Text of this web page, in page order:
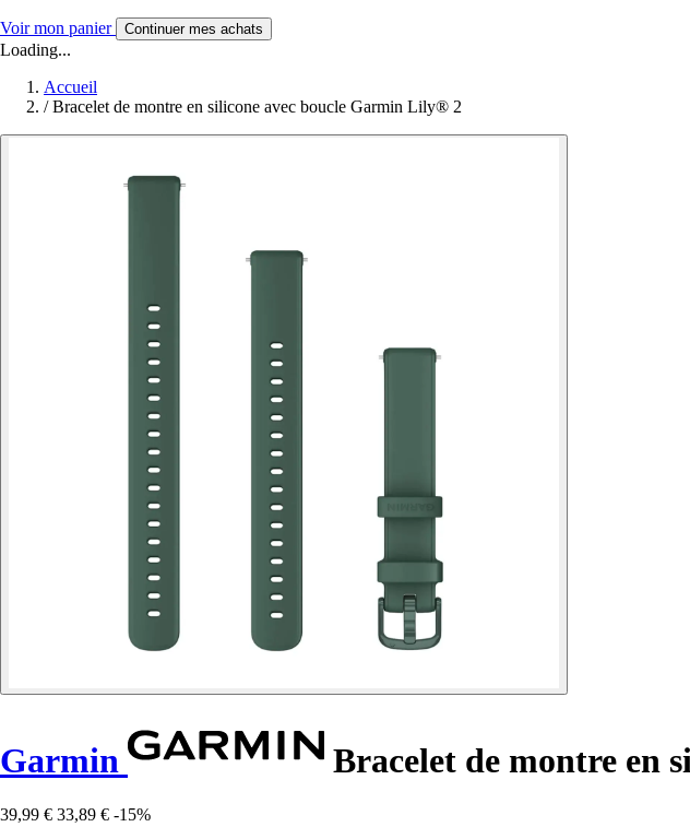
Voir mon panier Continuer mes achats
Loading...
Accueil
/ Bracelet de montre en silicone avec boucle Garmin Lily® 2
Garmin Bracelet de montre en
39,99 € 33,89 € -15%